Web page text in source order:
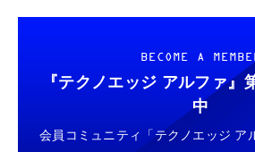
BECOME A
『テクノエッジ アルファ』
中
会員コミュニティ「テクノエッジ ア